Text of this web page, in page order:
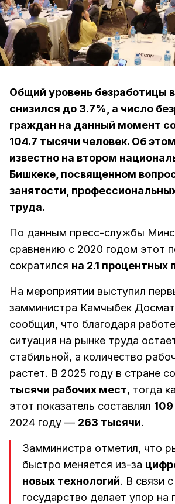
Общий уровень безработицы
снизился до 3.7%, а число
граждан на данный момент
104.7 тысячи человек. Об
известно на втором
Бишкеке, посвященном
занятости,
труда.
По данным пресс-службы
сравнению с 2020 годом этот
сократился на 2.1 процентных
На мероприятии выступил
замминистра Камчыбек
сообщил, что благодаря
ситуация на рынке труда
стабильной, а количество
растет. В 2025 году в стране
тысячи рабочих мест, тогда
этот показатель составлял
2024 году — 263 тысячи.
Замминистра отметил, что
быстро меняется из-за
новых технологий. В связи
государство делает упор